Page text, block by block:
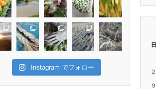
Instagram でフォロー
日
2
9